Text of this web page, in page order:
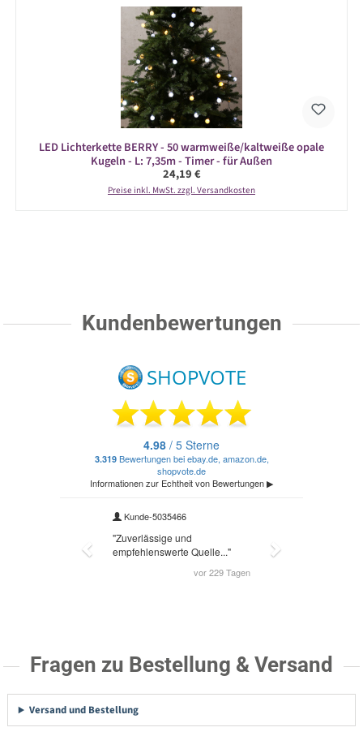
LED Lichterkette BERRY - 50 warmweiße/kaltweiße opale
Kugeln - L: 7,35m - Timer - für Außen
Regulärer Preis:
24,19 €
Preise inkl. MwSt. zzgl. Versandkosten
Kundenbewertungen
Fragen zu Bestellung & Versand
Versand und Bestellung